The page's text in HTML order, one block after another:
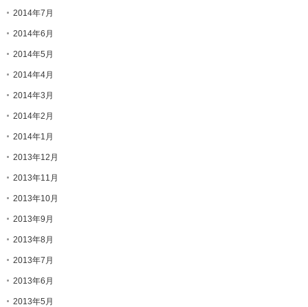
2014年7月
2014年6月
2014年5月
2014年4月
2014年3月
2014年2月
2014年1月
2013年12月
2013年11月
2013年10月
2013年9月
2013年8月
2013年7月
2013年6月
2013年5月